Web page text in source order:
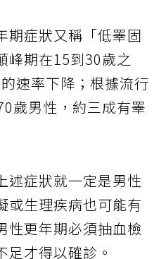
期症狀又稱「低睪固
峰期在15到30歲之
速率下降；根據流行
歲男性，約三成有睪
述症狀就一定是男性
或生理疾病也可能有
性更年期必須抽血檢
才得以確診。